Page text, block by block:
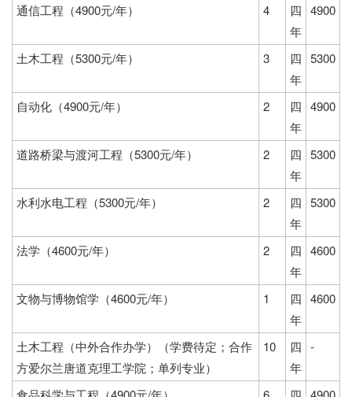
通信工程（4900元/年） 4
四
年
4900
土木工程（5300元/年） 3
四
年
5300
自动化（4900元/年） 2
四
年
4900
道路桥梁与渡河工程（5300元/年） 2
四
年
5300
水利水电工程（5300元/年） 2
四
年
5300
法学（4600元/年） 2
四
年
4600
文物与博物馆学（4600元/年） 1
四
年
4600
土木工程（中外合作办学）（学费待定；合作
方爱尔兰唐道克理工学院；单列专业）
10
四
年
-